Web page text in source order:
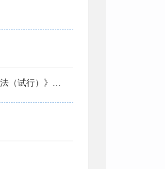
高平市人民政府办公室关于印发《高平市农村宅基地审批管理实施办法（试行）》的通知